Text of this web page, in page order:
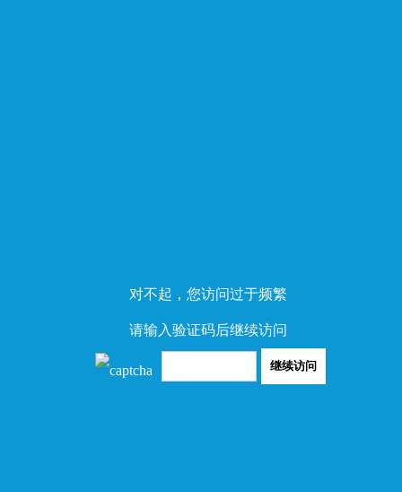
对不起，您访问过于频繁
请输入验证码后继续访问
继续访问